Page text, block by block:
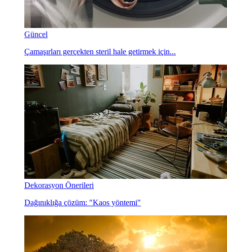
Güncel
Çamaşırları gerçekten steril hale getirmek için...
Dekorasyon Önerileri
Dağınıklığa çözüm: "Kaos yöntemi"